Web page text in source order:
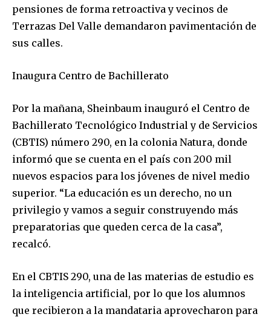
pensiones de forma retroactiva y vecinos de
Terrazas Del Valle demandaron pavimentación de
sus calles.
Inaugura Centro de Bachillerato
Por la mañana, Sheinbaum inauguró el Centro de
Bachillerato Tecnológico Industrial y de Servicios
(CBTIS) número 290, en la colonia Natura, donde
informó que se cuenta en el país con 200 mil
nuevos espacios para los jóvenes de nivel medio
superior. “La educación es un derecho, no un
privilegio y vamos a seguir construyendo más
preparatorias que queden cerca de la casa”,
recalcó.
En el CBTIS 290, una de las materias de estudio es
la inteligencia artificial, por lo que los alumnos
que recibieron a la mandataria aprovecharon para